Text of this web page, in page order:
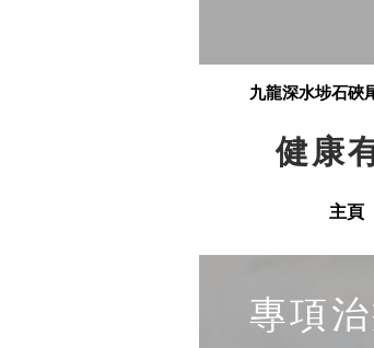
九龍深水埗石硤
健康
主頁
專項